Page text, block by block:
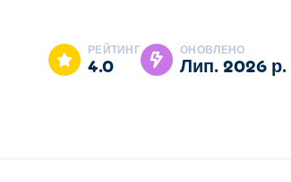
із наших обраних Інтелектуальні ігри.
РЕЙТИНГ
4.0
ОНОВЛЕНО
лип. 2026 р.